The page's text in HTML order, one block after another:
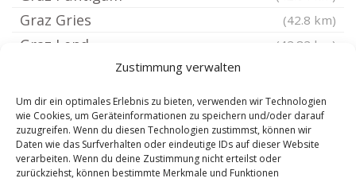
Zustimmung verwalten
Um dir ein optimales Erlebnis zu bieten, verwenden wir Technologien
wie Cookies, um Geräteinformationen zu speichern und/oder darauf
zuzugreifen. Wenn du diesen Technologien zustimmst, können wir
Daten wie das Surfverhalten oder eindeutige IDs auf dieser Website
verarbeiten. Wenn du deine Zustimmung nicht erteilst oder
zurückziehst, können bestimmte Merkmale und Funktionen
Graz Gries (42.8 km)
Graz Lend (42.82 km)
Graz Wetzelsdorf
Graz Eggenberg (43.61 km)
Graz Straßgang (43.61 km)
Graz Gösting (43.66 km)
Gloggnitz (46.19 km)